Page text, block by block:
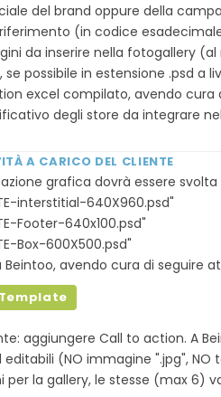
del brand oppure della
(in codice
da inserire nella fotogallery
se possibile in estensione .psd a
excel compilato, avendo
degli store da integrare
A CARICO DEL CLIENTE
grafica dovrà essere
interstitial-640X960.psd"
Footer-640x100.psd"
Box-600X500.psd"
Beintoo, avendo cura di seguire
Template
aggiungere Call to action. A
(NO immagine ".jpg",
per la gallery, le stesse (max 6)